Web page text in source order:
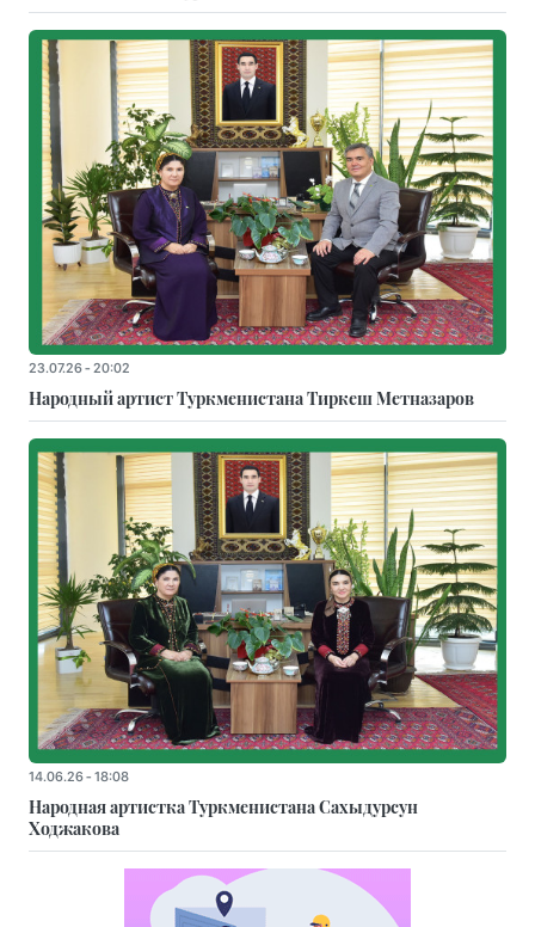
23.07.26 - 20:02
Народный артист Туркменистана Тиркеш Мeтназаров
14.06.26 - 18:08
Народная артистка Туркменистана Сахыдурсун
Ходжакова